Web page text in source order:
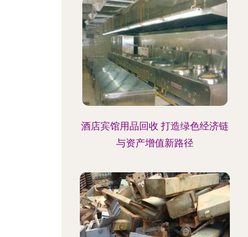
酒店宾馆用品回收 打造绿色经济链
与资产增值新路径